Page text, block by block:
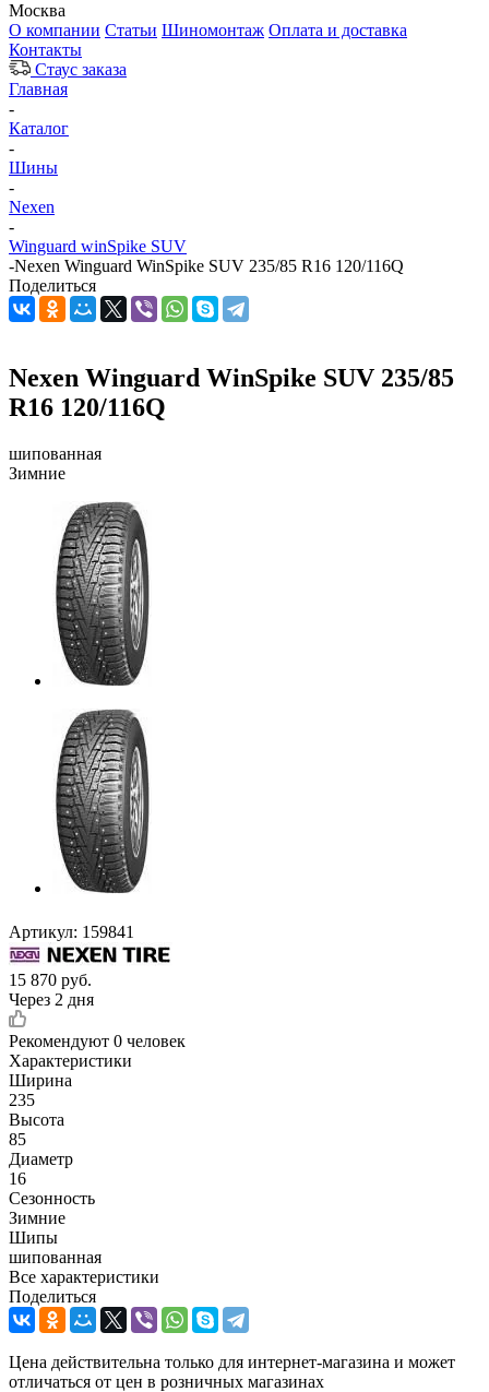
Москва
О компании Статьи Шиномонтаж Оплата и доставка
Контакты
Стаус заказа
Главная
-
Каталог
-
Шины
-
Nexen
-
Winguard winSpike SUV
-Nexen Winguard WinSpike SUV 235/85 R16 120/116Q
Поделиться
Nexen Winguard WinSpike SUV 235/85
R16 120/116Q
шипованная
Зимние
Артикул: 159841
15 870 руб.
Через 2 дня
Рекомендуют 0 человек
Характеристики
Ширина
235
Высота
85
Диаметр
16
Сезонность
Зимние
Шипы
шипованная
Все характеристики
Поделиться
Цена действительна только для интернет-магазина и может
отличаться от цен в розничных магазинах